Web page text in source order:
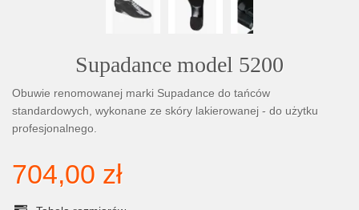
Supadance model 5200
Obuwie renomowanej marki Supadance do tańców
standardowych, wykonane ze skóry lakierowanej - do użytku
profesjonalnego.
704,00 zł